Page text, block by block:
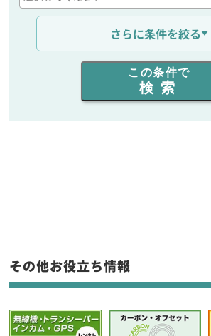
通信距離を選ぶ
出力を選ぶ
同時通話人数を選ぶ
フリーワード入力(製品名等)
選択条件をリセット
さらに条件を絞る
この条件で
検索
その他お役立ち情報